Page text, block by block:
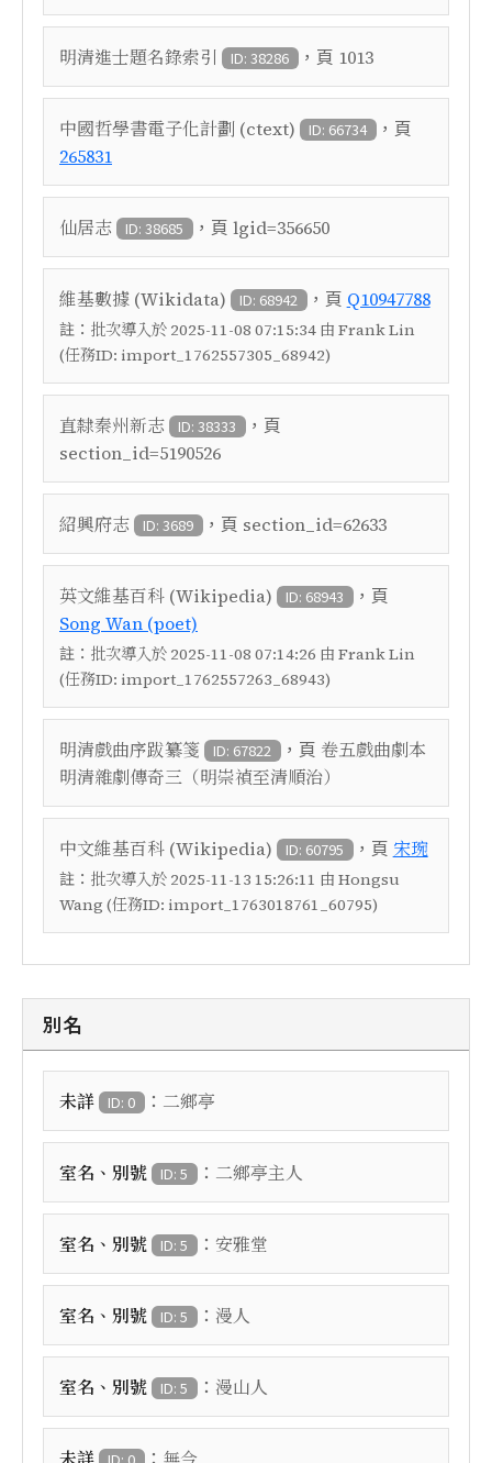
明清進士題名錄索引 ID: 38286 ，頁 1013
中國哲學書電子化計劃 (ctext) ID: 66734 ，頁
265831
仙居志 ID: 38685 ，頁 lgid=356650
維基數據 (Wikidata) ID: 68942 ，頁 Q10947788
註： 批次導入於 2025-11-08 07:15:34 由 Frank Lin
(任務ID: import_1762557305_68942)
直隸秦州新志 ID: 38333 ，頁
section_id=5190526
紹興府志 ID: 3689 ，頁 section_id=62633
英文維基百科 (Wikipedia) ID: 68943 ，頁
Song Wan (poet)
註： 批次導入於 2025-11-08 07:14:26 由 Frank Lin
(任務ID: import_1762557263_68943)
明清戲曲序跋纂箋 ID: 67822 ，頁 卷五戲曲劇本
明清雜劇傳奇三（明崇禎至清順治）
中文維基百科 (Wikipedia) ID: 60795 ，頁 宋琬
註： 批次導入於 2025-11-13 15:26:11 由 Hongsu
Wang (任務ID: import_1763018761_60795)
別名
未詳 ID: 0 ： 二鄉亭
室名、別號 ID: 5 ： 二鄉亭主人
室名、別號 ID: 5 ： 安雅堂
室名、別號 ID: 5 ： 漫人
室名、別號 ID: 5 ： 漫山人
：